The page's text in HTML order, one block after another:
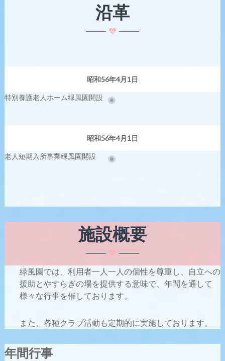
沿革
昭和56年4月1日
特別養護老人ホーム緑風園開設
昭和56年4月1日
老人短期入所事業緑風園開設
施設概要
緑風園では、利用者一人一人の個性を尊重し、自立への
援助とやすらぎの場を提供する意味で、年間を通して
様々な行事を催しております。
また、各種クラブ活動も定期的に実施しております。
年間行事